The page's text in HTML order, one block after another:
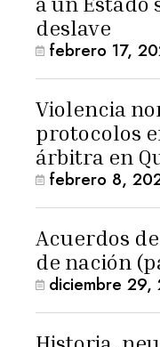
deslave
febrero 17,
Violencia
protocolos
árbitra en
febrero 8,
Acuerdos
de nación
diciembre 29,